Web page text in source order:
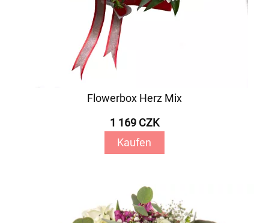
Flowerbox Herz Mix
1 169 CZK
Kaufen